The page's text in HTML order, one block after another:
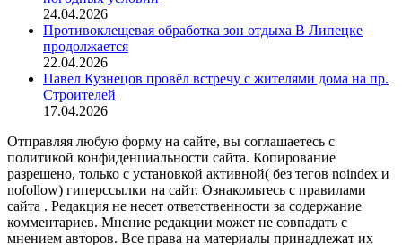
24.04.2026
Противоклещевая обработка зон отдыха В Липецке
продолжается
22.04.2026
Павел Кузнецов провёл встречу с жителями дома на пр.
Строителей
17.04.2026
Отправляя любую форму на сайте, вы соглашаетесь с
политикой конфиденциальности сайта. Копирование
разрешено, только с установкой активной( без тегов noindex и
nofollow) гиперссылки на сайт. Ознакомьтесь с правилами
сайта . Редакция не несет ответственности за содержание
комментариев. Мнение редакции может не совпадать с
мнением авторов. Все права на материалы принадлежат их